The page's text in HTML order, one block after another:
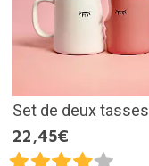
Set de deux tasses
22,45€